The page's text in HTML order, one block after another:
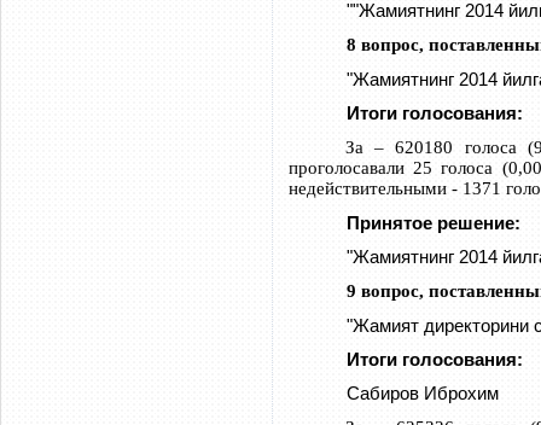
""Жамиятнинг 2014
8 вопрос,
"Жамиятнинг 2014
Итоги голосования:
За – 620180 голоса
проголосавали 25 голоса
недействительными - 1371
Принятое решение:
"Жамиятнинг 2014
9 вопрос,
"Жамият директорини
Итоги голосования:
Сабиров Иброхим